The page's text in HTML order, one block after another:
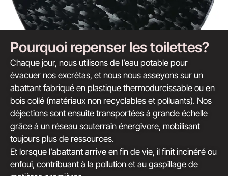
Pourquoi repenser les toilettes?
Chaque jour, nous utilisons de l’eau potable pour
évacuer nos excrétas, et nous nous asseyons sur un
abattant fabriqué en plastique thermodurcissable ou en
bois collé (matériaux non recyclables et polluants). Nos
déjections sont ensuite transportées à grande échelle
grâce à un réseau souterrain énergivore, mobilisant
toujours plus de ressources.
Et lorsque l’abattant arrive en fin de vie, il finit incinéré ou
enfoui, contribuant à la pollution et au gaspillage de